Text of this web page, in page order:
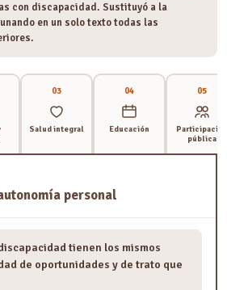
con discapacidad. Sustituyó a la
en un solo texto todas las
03
Salud integral
04
Educación
05
Participación
pública
personal
tienen los mismos
de oportunidades y de trato que